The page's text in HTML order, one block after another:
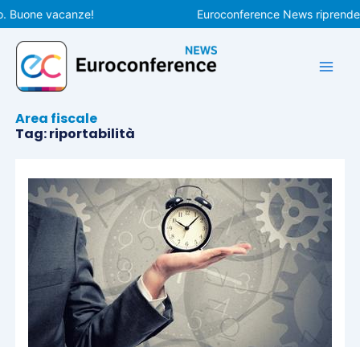
Vai
al
contenuto
vacanze! Euroconference News
Area fiscale
Tag: riportabilità